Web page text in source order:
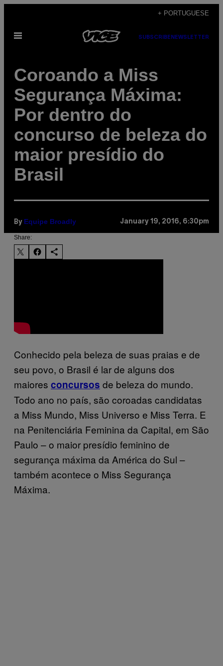
content
+ PORTUGUESE
Open
SUBSCRIBE NEWSLETTER
Coroando a Miss
Segurança Máxima:
Por dentro do
concurso de beleza do
maior presídio do
Brasil
By Equipe Broadly January 19, 2016, 6:30pm
Share:
Conhecido pela beleza de suas praias e de
seu povo, o Brasil é lar de alguns dos
maiores concursos de beleza do mundo.
Todo ano no país, são coroadas candidatas
a Miss Mundo, Miss Universo e Miss Terra. E
na Penitenciária Feminina da Capital, em São
Paulo – o maior presídio feminino de
segurança máxima da América do Sul –
também acontece o Miss Segurança
Máxima.